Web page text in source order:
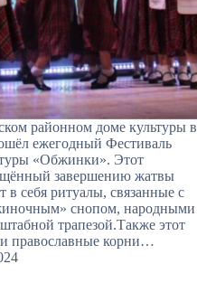
районном доме культуры в
ежегодный Фестиваль
«Обжинки». Этот
завершению жатвы
в себя ритуалы, связанные с
снопом, народными
трапезой.Также этот
православные корни…